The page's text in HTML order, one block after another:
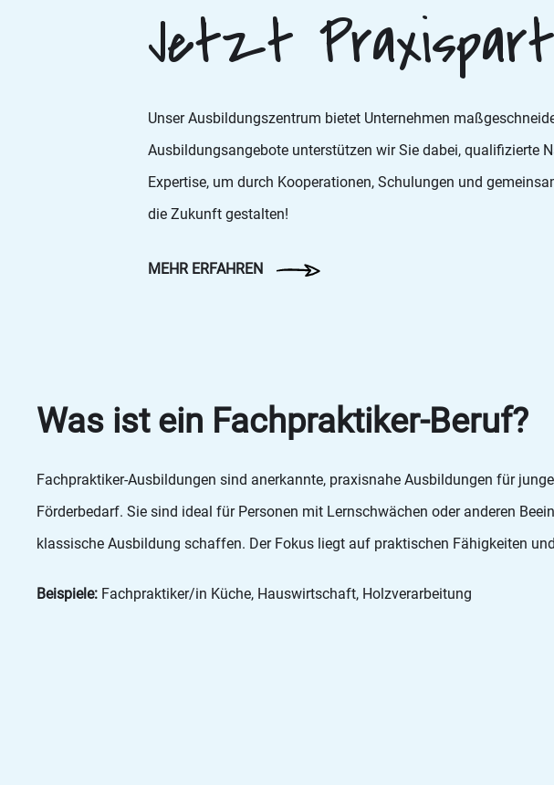
Jetzt
Unser Ausbildungszentrum bietet Unternehmen
Ausbildungsangebote unterstützen wir Sie dabei, qualifizierte
Expertise, um durch Kooperationen, Schulungen und
die Zukunft gestalten!
MEHR ERFAHREN
Was ist ein Fachpraktiker-Beruf?
Fachpraktiker-Ausbildungen sind anerkannte, praxisnahe Ausbildungen für
Förderbedarf. Sie sind ideal für Personen mit Lernschwächen oder anderen
klassische Ausbildung schaffen. Der Fokus liegt auf praktischen Fähigkeiten
Beispiele: Fachpraktiker/in Küche, Hauswirtschaft, Holzverarbeitung